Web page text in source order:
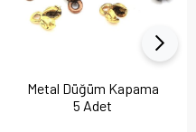
Metal Düğüm Kapama
5 Adet